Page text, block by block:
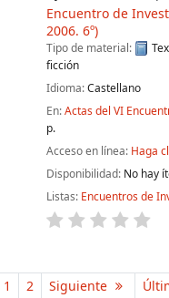
Encuentro de
2006. 6º)
Tipo de material:
ficción
Idioma:Castellano
En:Actas del VI
p.
Acceso en línea: Haga
Disponibilidad: No hay
Listas: Encuentros de
1 2 Siguiente